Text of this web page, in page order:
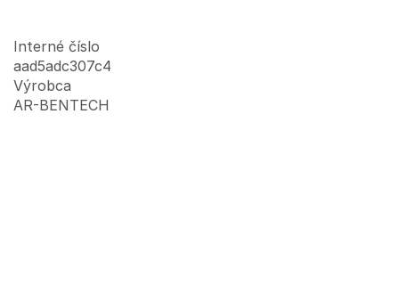
Interné číslo
aad5adc307c4
Výrobca
AR-BENTECH